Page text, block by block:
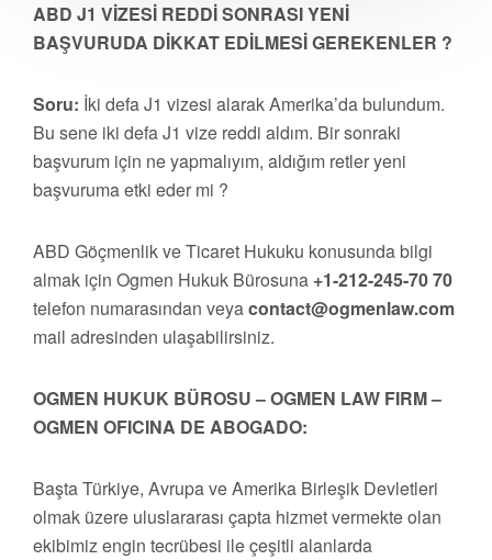
ABD J1 VİZESİ REDDİ SONRASI YENİ
BAŞVURUDA DİKKAT EDİLMESİ GEREKENLER ?
Soru: İki defa J1 vizesi alarak Amerika’da bulundum.
Bu sene iki defa J1 vize reddi aldım. Bir sonraki
başvurum için ne yapmalıyım, aldığım retler yeni
başvuruma etki eder mi ?
ABD Göçmenlik ve Ticaret Hukuku konusunda bilgi
almak için Ogmen Hukuk Bürosuna +1-212-245-70 70
telefon numarasından veyacontact@ogmenlaw.com
mail adresinden ulaşabilirsiniz.
OGMEN HUKUK BÜROSU – OGMEN LAW FIRM –
OGMEN OFICINA DE ABOGADO:
Başta Türkiye, Avrupa ve Amerika Birleşik Devletleri
olmak üzere uluslararası çapta hizmet vermekte olan
ekibimiz engin tecrübesi ile çeşitli alanlarda